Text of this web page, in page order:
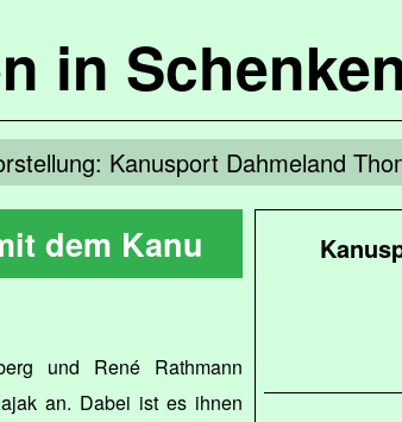
in
Kanusport Dahmeland
dem Kanu
und René Rathmann
an. Dabei ist es ihnen